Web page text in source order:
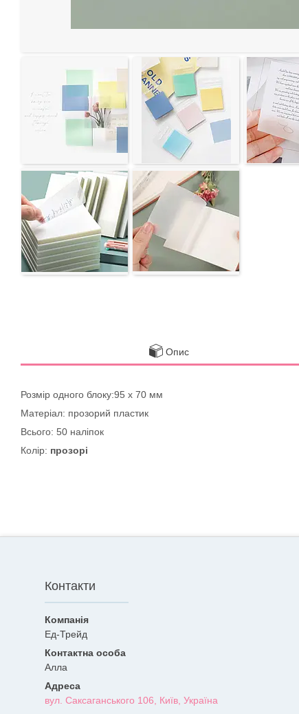
Опис
Розмір одного блоку:95 х 70 мм
Матеріал: прозорий пластик
Всього: 50 наліпок
Колір: прозорі
Контакти
Ед-Трейд
Алла
вул. Саксаганського 106, Київ, Україна